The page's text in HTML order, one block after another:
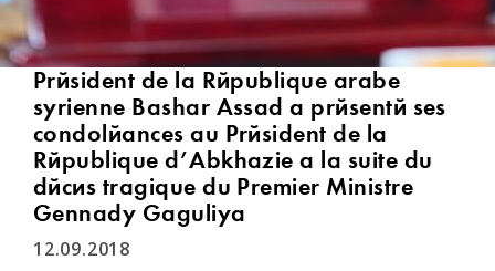
Président de la République arabe
syrienne Bashar Assad a présenté ses
condoléances au Président de la
République d’Abkhazie à la suite du
décès tragique du Premier Ministre
Gennady Gaguliya
12.09.2018